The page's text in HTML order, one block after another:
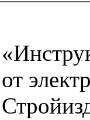
от